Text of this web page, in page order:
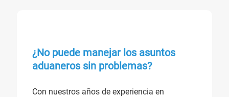
¿No puede manejar los asuntos
aduaneros sin problemas?
Con nuestros años de experiencia en